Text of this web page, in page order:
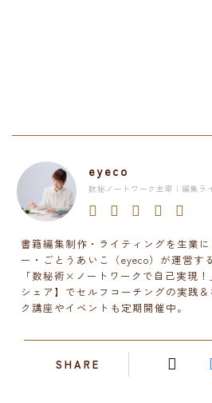
eyeco
数秘ノートワーク主宰 | 編集ラ
書籍編集制作・ライティングを生業
ー・ごとうあいこ（eyeco）が運営す
「数秘術×ノートワークで自己実現
シェア】でセルフコーチングの実践
ク講座やイベントも定期開催中。
SHARE